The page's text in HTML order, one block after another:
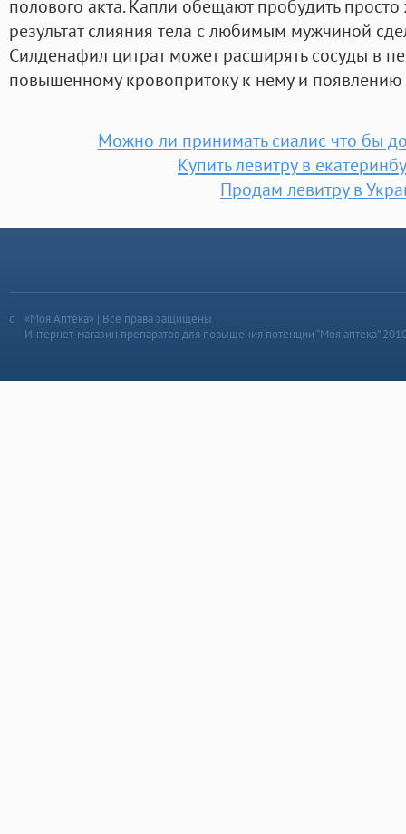
полового акта. Капли обещают пробудить
результат слияния тела с любимым мужчиной
Силденафил цитрат может расширять сосуды в
повышенному кровопритоку к нему и появлению
Можно ли принимать сиалис что бы
Купить левитру в
Продам левитру в
«Моя Аптека» | Все права защищены
Интернет-магазин препаратов для повышения потенции “Моя аптека”